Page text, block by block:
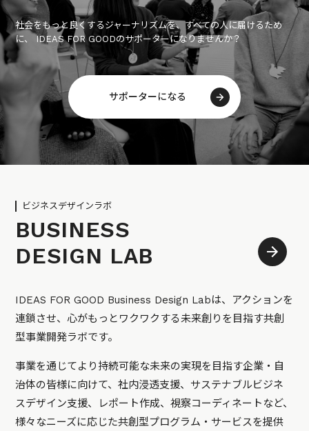
社会をもっと良くするジャーナリズムを、すべての人に届けるため
に、 IDEAS FOR GOODのサポーターになりませんか？
サポーターになる
ビジネスデザインラボ
BUSINESS
DESIGN LAB
IDEAS FOR GOOD Business Design Labは、アクションを
連鎖させ、心がもっとワクワクする未来創りを目指す共創
型事業開発ラボです。
事業を通じてより持続可能な未来の実現を目指す企業・自
治体の皆様に向けて、社内浸透支援、サステナブルビジネ
スデザイン支援、レポート作成、視察コーディネートなど、
様々なニーズに応じた共創型プログラム・サービスを提供